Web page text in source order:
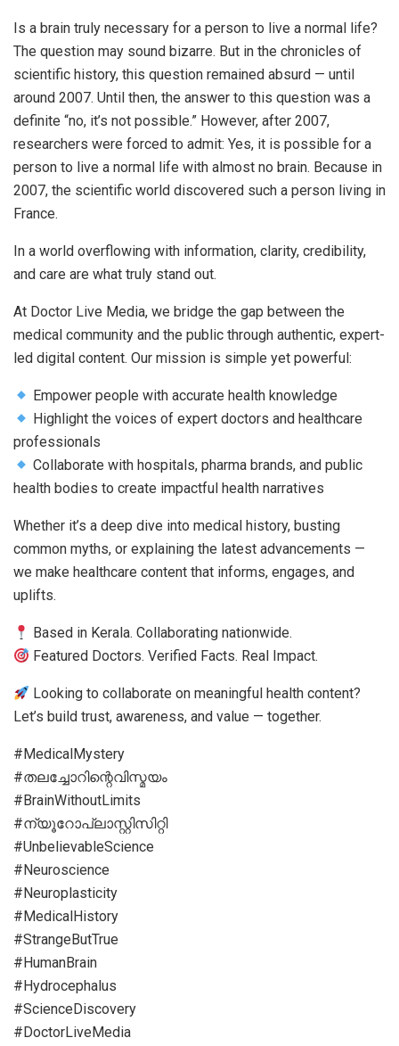
Is a brain truly necessary for a person to live a normal life?
The question may sound bizarre. But in the chronicles of
scientific history, this question remained absurd — until
around 2007. Until then, the answer to this question was a
definite “no, it’s not possible.” However, after 2007,
researchers were forced to admit: Yes, it is possible for a
person to live a normal life with almost no brain. Because in
2007, the scientific world discovered such a person living in
France.
In a world overflowing with information, clarity, credibility,
and care are what truly stand out.
At Doctor Live Media, we bridge the gap between the
medical community and the public through authentic, expert-
led digital content. Our mission is simple yet powerful:
Empower people with accurate health knowledge
Highlight the voices of expert doctors and healthcare
professionals
Collaborate with hospitals, pharma brands, and public
health bodies to create impactful health narratives
Whether it’s a deep dive into medical history, busting
common myths, or explaining the latest advancements —
we make healthcare content that informs, engages, and
uplifts.
Based in Kerala. Collaborating nationwide.
Featured Doctors. Verified Facts. Real Impact.
Looking to collaborate on meaningful health content?
Let’s build trust, awareness, and value — together.
#MedicalMystery
#തലച്ചോറിന്റെവിസ്മയം
#BrainWithoutLimits
#ന്യൂറോപ്ലാസ്റ്റിസിറ്റി
#UnbelievableScience
#Neuroscience
#Neuroplasticity
#MedicalHistory
#StrangeButTrue
#HumanBrain
#Hydrocephalus
#ScienceDiscovery
#DoctorLiveMedia